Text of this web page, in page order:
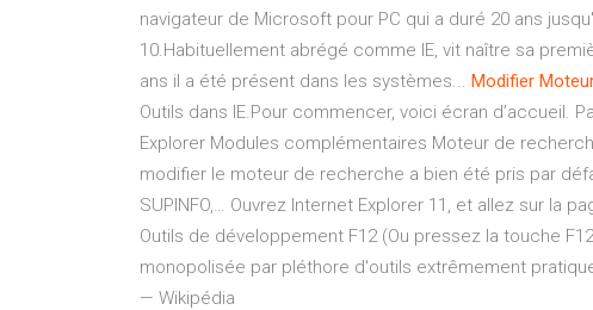
navigateur de Microsoft pour PC qui a duré 20 ans
10.Habituellement abrégé comme IE, vit naître sa
ans il a été présent dans les systèmes... Modifier
Outils dans IE.Pour commencer, voici écran d’accueil.
Explorer Modules complémentaires Moteur de
modifier le moteur de recherche a bien été pris par
SUPINFO,… Ouvrez Internet Explorer 11, et allez sur la
Outils de développement F12 (Ou pressez la touche
monopolisée par pléthore d'outils extrêmement
— Wikipédia